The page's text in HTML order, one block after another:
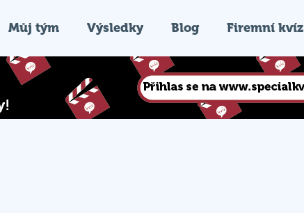
Můj tým Výsledky Blog Firemní kvíz